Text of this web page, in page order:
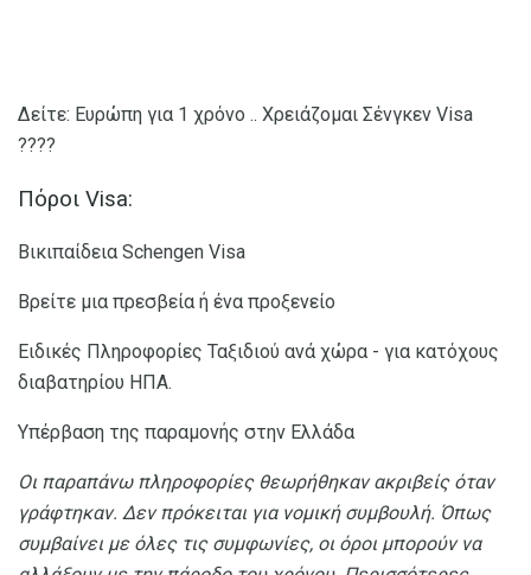
Δείτε: Ευρώπη για 1 χρόνο .. Χρειάζομαι Σένγκεν Visa
????
Πόροι Visa:
Βικιπαίδεια Schengen Visa
Βρείτε μια πρεσβεία ή ένα προξενείο
Ειδικές Πληροφορίες Ταξιδιού ανά χώρα - για κατόχους
διαβατηρίου ΗΠΑ.
Υπέρβαση της παραμονής στην Ελλάδα
Οι παραπάνω πληροφορίες θεωρήθηκαν ακριβείς όταν
γράφτηκαν. Δεν πρόκειται για νομική συμβουλή. Όπως
συμβαίνει με όλες τις συμφωνίες, οι όροι μπορούν να